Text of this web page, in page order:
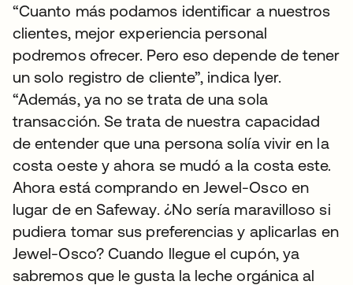
“Cuanto más podamos identificar a nuestros
clientes, mejor experiencia personal
podremos ofrecer. Pero eso depende de tener
un solo registro de cliente”, indica Iyer.
“Además, ya no se trata de una sola
transacción. Se trata de nuestra capacidad
de entender que una persona solía vivir en la
costa oeste y ahora se mudó a la costa este.
Ahora está comprando en Jewel-Osco en
lugar de en Safeway. ¿No sería maravilloso si
pudiera tomar sus preferencias y aplicarlas en
Jewel-Osco? Cuando llegue el cupón, ya
sabremos que le gusta la leche orgánica al